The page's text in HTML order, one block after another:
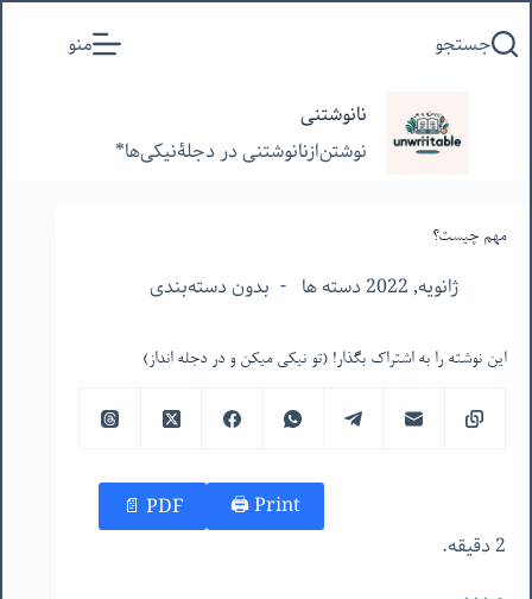
به
جستجو منو
نانوشتنی
نوشتن‌از‌نانوشتنی‌ در‌ دجلۀنیکی‌ها*
مهم چیست؟
ژانویه, 2022 دسته ها بدون دسته‌بندی
این نوشته را به اشتراک بگذار! (تو نیکی میکن و در دجله انداز)
Print 🖨
PDF 📄
2 دقیقه.